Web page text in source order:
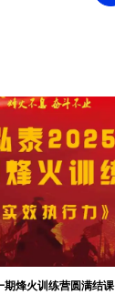
期烽火训练营圆满结课